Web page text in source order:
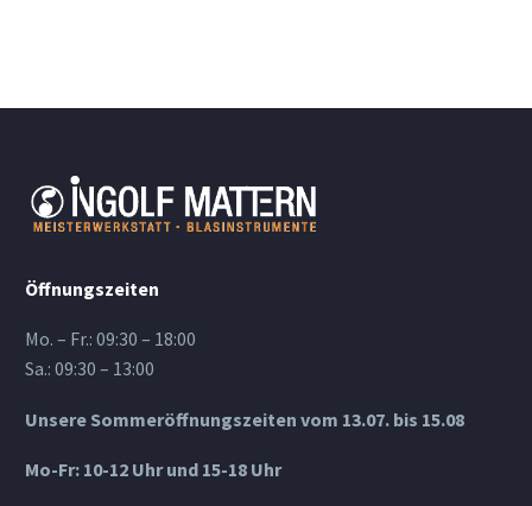
Öffnungszeiten
Mo. – Fr.: 09:30 – 18:00
Sa.: 09:30 – 13:00
Unsere Sommeröffnungszeiten vom 13.07. bis 15.08
Mo-Fr: 10-12 Uhr und 15-18 Uhr